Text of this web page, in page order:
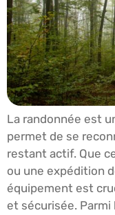
La randonnée est
permet de se
restant actif. Que
ou une expédition
équipement est
et sécurisée.